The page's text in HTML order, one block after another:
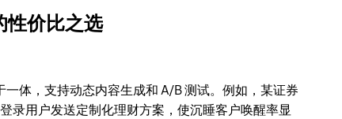
性价比之选
一体，支持动态内容生成和 A/B 测试。例如，某证券
录用户发送定制化理财方案，使沉睡客户唤醒率显